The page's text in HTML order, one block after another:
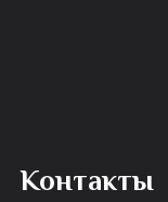
Контакты